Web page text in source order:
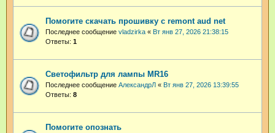
Помогите скачать прошивку с remont aud net
Последнее сообщение vladzirka « Вт янв 27, 2026 21:38:15
Ответы: 1
Светофильтр для лампы MR16
Последнее сообщение АлександрЛ « Вт янв 27, 2026 13:39:55
Ответы: 8
Помогите опознать